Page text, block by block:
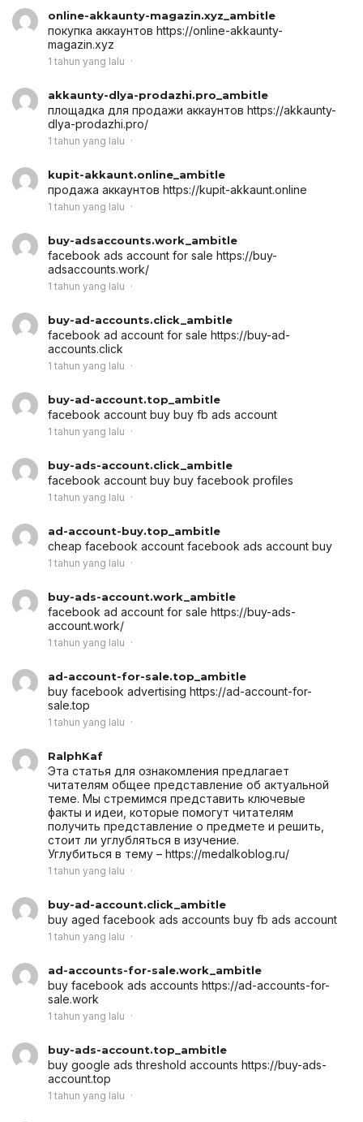
online-akkaunty-magazin.xyz_ambitle
покупка аккаунтов https://online-akkaunty-
magazin.xyz
1 tahun yang lalu
akkaunty-dlya-prodazhi.pro_ambitle
площадка для продажи аккаунтов https://akkaunty-
dlya-prodazhi.pro/
1 tahun yang lalu
kupit-akkaunt.online_ambitle
продажа аккаунтов https://kupit-akkaunt.online
1 tahun yang lalu
buy-adsaccounts.work_ambitle
facebook ads account for sale https://buy-
adsaccounts.work/
1 tahun yang lalu
buy-ad-accounts.click_ambitle
facebook ad account for sale https://buy-ad-
accounts.click
1 tahun yang lalu
buy-ad-account.top_ambitle
facebook account buy buy fb ads account
1 tahun yang lalu
buy-ads-account.click_ambitle
facebook account buy buy facebook profiles
1 tahun yang lalu
ad-account-buy.top_ambitle
cheap facebook account facebook ads account buy
1 tahun yang lalu
buy-ads-account.work_ambitle
facebook ad account for sale https://buy-ads-
account.work/
1 tahun yang lalu
ad-account-for-sale.top_ambitle
buy facebook advertising https://ad-account-for-
sale.top
1 tahun yang lalu
RalphKaf
Эта статья для ознакомления предлагает
читателям общее представление об актуальной
теме. Мы стремимся представить ключевые
факты и идеи, которые помогут читателям
получить представление о предмете и решить,
стоит ли углубляться в изучение.
Углубиться в тему – https://medalkoblog.ru/
1 tahun yang lalu
buy-ad-account.click_ambitle
buy aged facebook ads accounts buy fb ads account
1 tahun yang lalu
ad-accounts-for-sale.work_ambitle
buy facebook ads accounts https://ad-accounts-for-
sale.work
1 tahun yang lalu
buy-ads-account.top_ambitle
buy google ads threshold accounts https://buy-ads-
account.top
1 tahun yang lalu